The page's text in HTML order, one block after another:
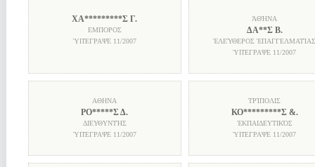
ΧΑ*********Σ Γ.
ΕΜΠΟΡΟΣ
ὙΠΈΓΡΑΨΕ 11/2007
ἈΘΉΝΑ
ΔΑ**Σ Β.
ἘΛΕΎΘΕΡΟΣ
ὙΠΈΓΡΑΨΕ 11/2007
ΑΘΗΝΑ
ΡΟ*****Σ Δ.
ΔΙΕΥΘΥΝΤΉΣ
ὙΠΈΓΡΑΨΕ 11/2007
ΤΡΊΠΟΛΙΣ
ΚΟ*********Σ &.
ἘΚΠΑΙΔΕΥΤΙΚΌΣ
ὙΠΈΓΡΑΨΕ 11/2007